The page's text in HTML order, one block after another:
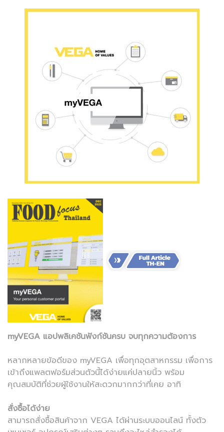
myVEGA แอปพลิเคชันฟังก์ชันครบ จบทุกความต้องการ
หลากหลายข้อดีของ myVEGA เพื่อทุกอุตสาหกรรม เพื่อการ
เข้าถึงแพลตฟอร์มส่วนตัวนี้ได้ง่ายแค่ปลายนิ้ว พร้อม
คุณสมบัติที่ช่วยผู้ใช้งานให้สะดวกมากกว่าที่เคย อาทิ
สั่งซื้อได้ง่าย
สามารถสั่งซื้อสินค้าจาก VEGA ได้ผ่านระบบออนไลน์ ทั้งตัว